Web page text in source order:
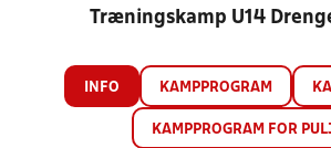
Træningskamp U14
INFO KAMPPROGRAM
KAMPPROGRAM FOR